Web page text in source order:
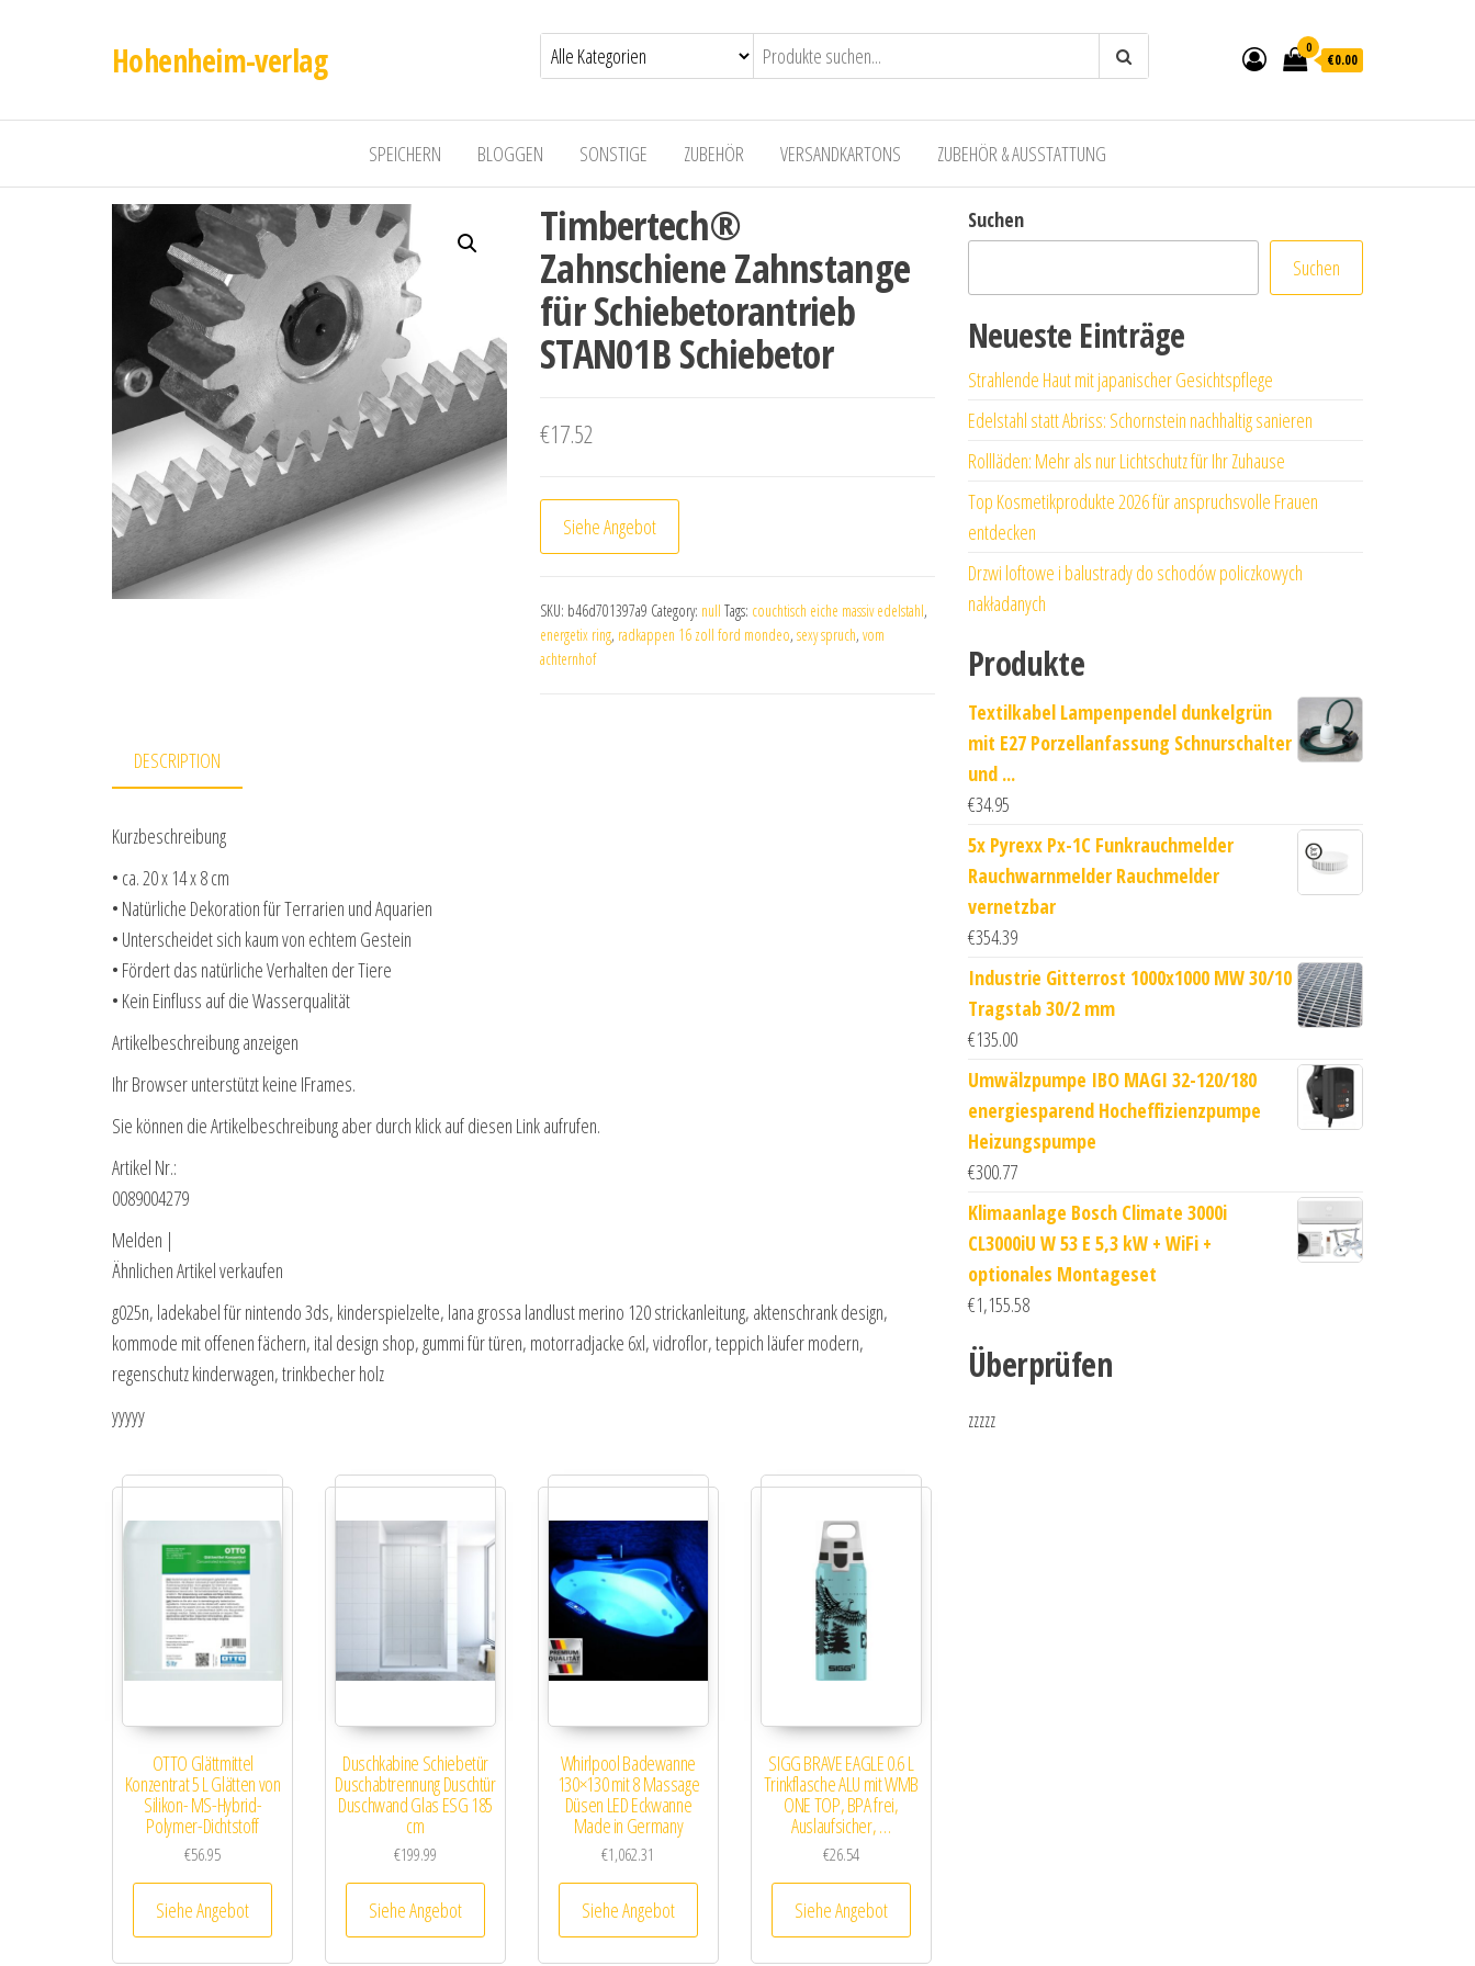
Hohenheim-verlag 0
€0.00
SPEICHERN BLOGGEN SONSTIGE ZUBEHÖR VERSANDKARTONS ZUBEHÖR & AUSSTATTUNG
Timbertech®
Zahnschiene Zahnstange
für Schiebetorantrieb
STAN01B Schiebetor
€17.52
Siehe Angebot
SKU: b46d701397a9 Category: null Tags: couchtisch eiche massiv edelstahl,
energetix ring, radkappen 16 zoll ford mondeo, sexy spruch, vom
achternhof
DESCRIPTION
Kurzbeschreibung
• ca. 20 x 14 x 8 cm
• Natürliche Dekoration für Terrarien und Aquarien
• Unterscheidet sich kaum von echtem Gestein
• Fördert das natürliche Verhalten der Tiere
• Kein Einfluss auf die Wasserqualität
Artikelbeschreibung anzeigen
Ihr Browser unterstützt keine IFrames.
Sie können die Artikelbeschreibung aber durch klick auf diesen Link aufrufen.
Artikel Nr.:
0089004279
Melden |
Ähnlichen Artikel verkaufen
g025n, ladekabel für nintendo 3ds, kinderspielzelte, lana grossa landlust merino 120 strickanleitung, aktenschrank design,
kommode mit offenen fächern, ital design shop, gummi für türen, motorradjacke 6xl, vidroflor, teppich läufer modern,
regenschutz kinderwagen, trinkbecher holz
yyyyy
OTTO Glättmittel
Konzentrat 5 L Glätten von
Silikon- MS-Hybrid-
Polymer-Dichtstoff
€56.95
Siehe Angebot
Duschkabine Schiebetür
Duschabtrennung Duschtür
Duschwand Glas ESG 185
cm
€199.99
Siehe Angebot
Whirlpool Badewanne
130×130 mit 8 Massage
Düsen LED Eckwanne
Made in Germany
€1,062.31
Siehe Angebot
SIGG BRAVE EAGLE 0.6 L
Trinkflasche ALU mit WMB
ONE TOP, BPA frei,
Auslaufsicher, …
€26.54
Siehe Angebot
Suchen
Suchen
Neueste Einträge
Strahlende Haut mit japanischer Gesichtspflege
Edelstahl statt Abriss: Schornstein nachhaltig sanieren
Rollläden: Mehr als nur Lichtschutz für Ihr Zuhause
Top Kosmetikprodukte 2026 für anspruchsvolle Frauen
entdecken
Drzwi loftowe i balustrady do schodów policzkowych
nakładanych
Produkte
Textilkabel Lampenpendel dunkelgrün
mit E27 Porzellanfassung Schnurschalter
und ...
€34.95
5x Pyrexx Px-1C Funkrauchmelder
Rauchwarnmelder Rauchmelder
vernetzbar
€354.39
Industrie Gitterrost 1000x1000 MW 30/10
Tragstab 30/2 mm
€135.00
Umwälzpumpe IBO MAGI 32-120/180
energiesparend Hocheffizienzpumpe
Heizungspumpe
€300.77
Klimaanlage Bosch Climate 3000i
CL3000iU W 53 E 5,3 kW + WiFi +
optionales Montageset
€1,155.58
Überprüfen
zzzzz